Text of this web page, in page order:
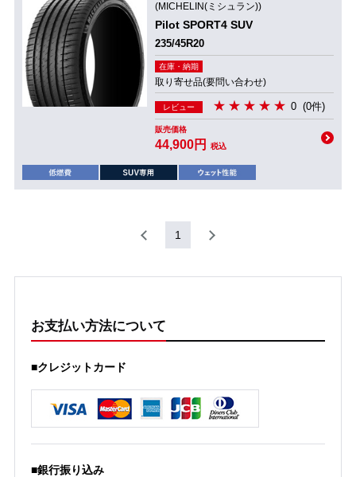
(MICHELIN(ミシュラン))
Pilot SPORT4 SUV
235/45R20
在庫・納期
取り寄せ品(要問い合わせ)
レビュー 0 (0件)
販売価格
44,900円 税込
1
お支払い方法について
■クレジットカード
■銀行振り込み